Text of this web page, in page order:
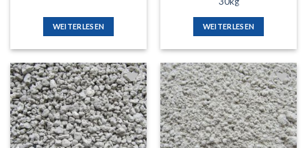
WEITERLESEN WEITERLESEN
Auf die
Wunschliste
Auf die
Wunschliste